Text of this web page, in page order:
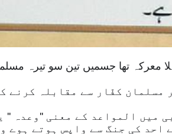
معرکہ تھا جسمیں تین سو
کفّار سے مقابلہ کرنے
میں المواعد کے معنی ''وعدہ